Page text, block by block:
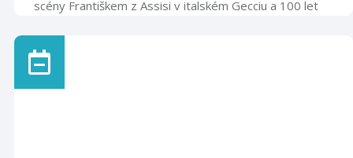
scény Františkem z Assisi v italském Gecciu a 100 let
PROHLÍDKY proběhnou:16. a 22. prosince v 16 hodin
od kapličky v Národním sadu (betlém č. 1)